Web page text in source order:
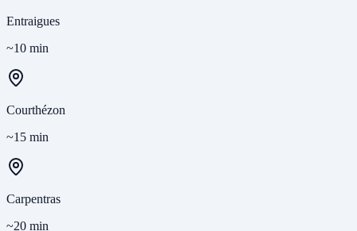
Entraigues
~10 min
Courthézon
~15 min
Carpentras
~20 min